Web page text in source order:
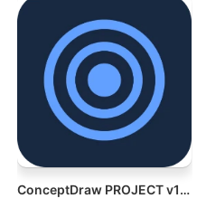
ConceptDraw PROJECT v14.0.0.320 Win全功能项目管理软件